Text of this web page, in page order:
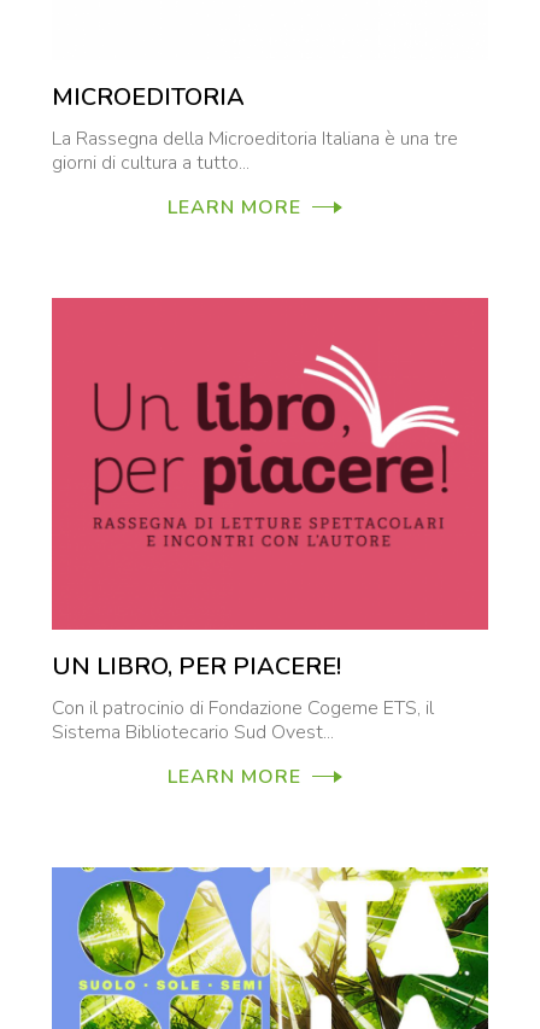
MICROEDITORIA
La Rassegna della Microeditoria Italiana è una tre
giorni di cultura a tutto...
LEARN MORE
UN LIBRO, PER PIACERE!
Con il patrocinio di Fondazione Cogeme ETS, il
Sistema Bibliotecario Sud Ovest...
LEARN MORE